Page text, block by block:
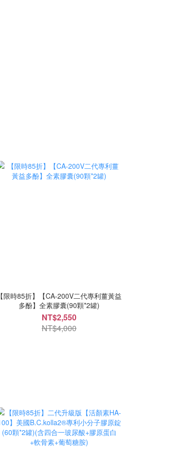
【限時85折】【CA-200V二代專利薑黃益
多酚】全素膠囊(90顆*2罐)
NT$2,550
NT$4,000